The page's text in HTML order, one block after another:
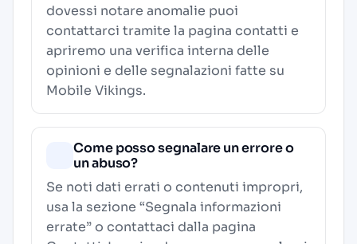
dovessi notare anomalie puoi
contattarci tramite la pagina contatti e
apriremo una verifica interna delle
opinioni e delle segnalazioni fatte su
Mobile Vikings.
Come posso segnalare un errore o
un abuso?
Se noti dati errati o contenuti impropri,
usa la sezione “Segnala informazioni
errate” o contattaci dalla pagina